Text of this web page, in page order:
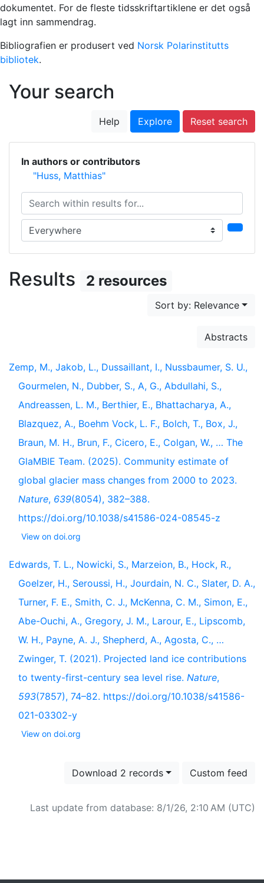
dokumentet. For de fleste tidsskriftartiklene er det også
lagt inn sammendrag.
Bibliografien er produsert ved Norsk Polarinstitutts
bibliotek.
Your search
Help Explore Reset search
In authors or contributors
"Huss, Matthias"
Search within results for...
Search in...
Results 2 resources
Sort by: Relevance
Abstracts
Zemp, M., Jakob, L., Dussaillant, I., Nussbaumer, S. U.,
Gourmelen, N., Dubber, S., A, G., Abdullahi, S.,
Andreassen, L. M., Berthier, E., Bhattacharya, A.,
Blazquez, A., Boehm Vock, L. F., Bolch, T., Box, J.,
Braun, M. H., Brun, F., Cicero, E., Colgan, W., … The
GlaMBIE Team. (2025). Community estimate of
global glacier mass changes from 2000 to 2023.
Nature, 639(8054), 382–388.
https://doi.org/10.1038/s41586-024-08545-z
View on doi.org
Edwards, T. L., Nowicki, S., Marzeion, B., Hock, R.,
Goelzer, H., Seroussi, H., Jourdain, N. C., Slater, D. A.,
Turner, F. E., Smith, C. J., McKenna, C. M., Simon, E.,
Abe-Ouchi, A., Gregory, J. M., Larour, E., Lipscomb,
W. H., Payne, A. J., Shepherd, A., Agosta, C., …
Zwinger, T. (2021). Projected land ice contributions
to twenty-first-century sea level rise. Nature,
593(7857), 74–82. https://doi.org/10.1038/s41586-
021-03302-y
View on doi.org
Download 2 records Custom feed
Last update from database: 8/1/26, 2:10 AM (UTC)